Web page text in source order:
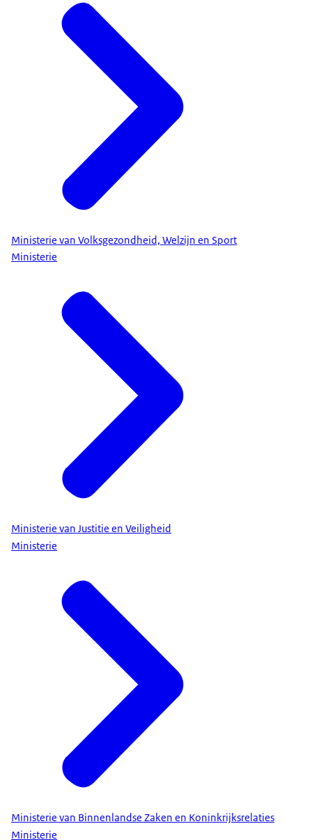
Ministerie van Volksgezondheid, Welzijn en Sport
Ministerie
Ministerie van Justitie en Veiligheid
Ministerie
Ministerie van Binnenlandse Zaken en Koninkrijksrelaties
Ministerie